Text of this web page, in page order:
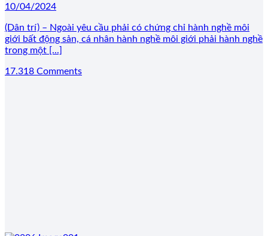
10/04/2024
(Dân trí) – Ngoài yêu cầu phải có chứng chỉ hành nghề môi
giới bất động sản, cá nhân hành nghề môi giới phải hành nghề
trong một [...]
17.318 Comments